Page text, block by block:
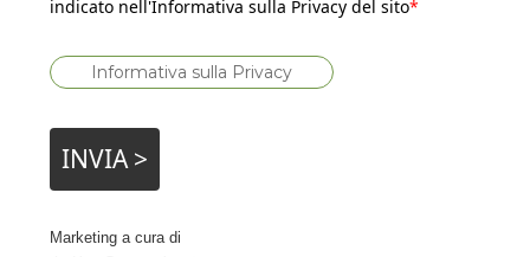
indicato nell'Informativa sulla Privacy del sito*
Informativa sulla Privacy
INVIA >
Marketing a cura di